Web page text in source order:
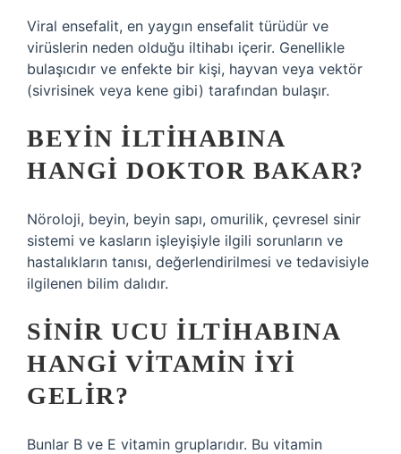
Viral ensefalit, en yaygın ensefalit türüdür ve
virüslerin neden olduğu iltihabı içerir. Genellikle
bulaşıcıdır ve enfekte bir kişi, hayvan veya vektör
(sivrisinek veya kene gibi) tarafından bulaşır.
BEYIN ILTIHABINA
HANGI DOKTOR BAKAR?
Nöroloji, beyin, beyin sapı, omurilik, çevresel sinir
sistemi ve kasların işleyişiyle ilgili sorunların ve
hastalıkların tanısı, değerlendirilmesi ve tedavisiyle
ilgilenen bilim dalıdır.
SINIR UCU ILTIHABINA
HANGI VITAMIN IYI
GELIR?
Bunlar B ve E vitamin gruplarıdır. Bu vitamin